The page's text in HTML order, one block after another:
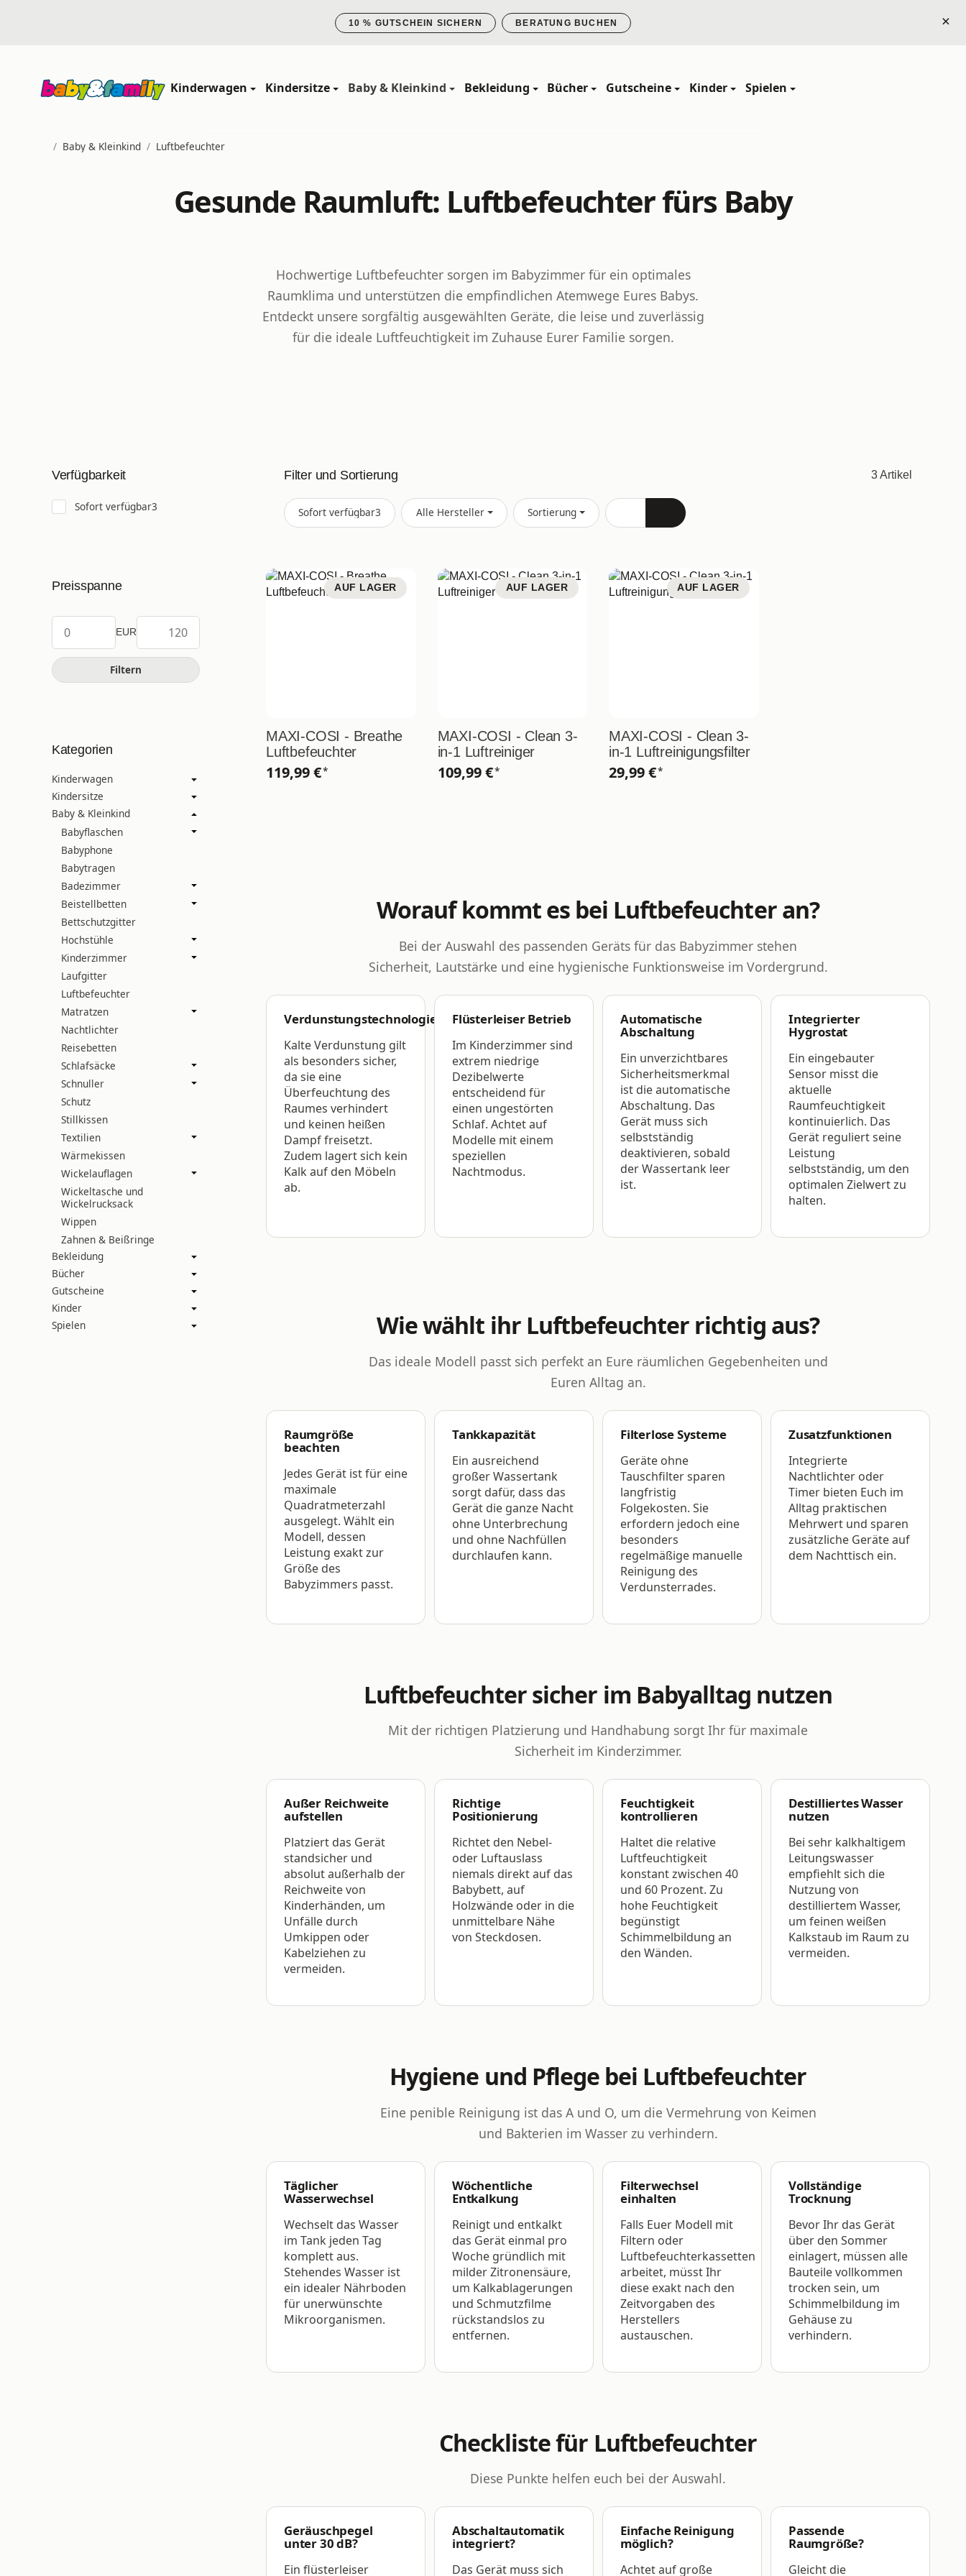
10 % GUTSCHEIN SICHERN BERATUNG BUCHEN ×
Kinderwagen Kindersitze Baby & Kleinkind Bekleidung Bücher Gutscheine Kinder Spielen
/ Baby & Kleinkind / Luftbefeuchter
Gesunde Raumluft: Luftbefeuchter fürs Baby
Hochwertige Luftbefeuchter sorgen im Babyzimmer für ein optimales
Raumklima und unterstützen die empfindlichen Atemwege Eures Babys.
Entdeckt unsere sorgfältig ausgewählten Geräte, die leise und zuverlässig
für die ideale Luftfeuchtigkeit im Zuhause Eurer Familie sorgen.
Filter und Sortierung 3 Artikel
Sofort verfügbar3 Artikel gefunden
Alle Hersteller Sortierung
AUF LAGER
MAXI-COSI - Breathe
Luftbefeuchter
119,99 €*
AUF LAGER
MAXI-COSI - Clean 3-
in-1 Luftreiniger
109,99 €*
AUF LAGER
MAXI-COSI - Clean 3-
in-1 Luftreinigungsfilter
29,99 €*
Worauf kommt es bei Luftbefeuchter an?
Bei der Auswahl des passenden Geräts für das Babyzimmer stehen
Sicherheit, Lautstärke und eine hygienische Funktionsweise im Vordergrund.
Verdunstungstechnologie
Kalte Verdunstung gilt
als besonders sicher,
da sie eine
Überfeuchtung des
Raumes verhindert
und keinen heißen
Dampf freisetzt.
Zudem lagert sich kein
Kalk auf den Möbeln
ab.
Flüsterleiser Betrieb
Im Kinderzimmer sind
extrem niedrige
Dezibelwerte
entscheidend für
einen ungestörten
Schlaf. Achtet auf
Modelle mit einem
speziellen
Nachtmodus.
Automatische
Abschaltung
Ein unverzichtbares
Sicherheitsmerkmal
ist die automatische
Abschaltung. Das
Gerät muss sich
selbstständig
deaktivieren, sobald
der Wassertank leer
ist.
Integrierter
Hygrostat
Ein eingebauter
Sensor misst die
aktuelle
Raumfeuchtigkeit
kontinuierlich. Das
Gerät reguliert seine
Leistung
selbstständig, um den
optimalen Zielwert zu
halten.
Wie wählt ihr Luftbefeuchter richtig aus?
Das ideale Modell passt sich perfekt an Eure räumlichen Gegebenheiten und
Euren Alltag an.
Raumgröße
beachten
Jedes Gerät ist für eine
maximale
Quadratmeterzahl
ausgelegt. Wählt ein
Modell, dessen
Leistung exakt zur
Größe des
Babyzimmers passt.
Tankkapazität
Ein ausreichend
großer Wassertank
sorgt dafür, dass das
Gerät die ganze Nacht
ohne Unterbrechung
und ohne Nachfüllen
durchlaufen kann.
Filterlose Systeme
Geräte ohne
Tauschfilter sparen
langfristig
Folgekosten. Sie
erfordern jedoch eine
besonders
regelmäßige manuelle
Reinigung des
Verdunsterrades.
Zusatzfunktionen
Integrierte
Nachtlichter oder
Timer bieten Euch im
Alltag praktischen
Mehrwert und sparen
zusätzliche Geräte auf
dem Nachttisch ein.
Luftbefeuchter sicher im Babyalltag nutzen
Mit der richtigen Platzierung und Handhabung sorgt Ihr für maximale
Sicherheit im Kinderzimmer.
Außer Reichweite
aufstellen
Platziert das Gerät
standsicher und
absolut außerhalb der
Reichweite von
Kinderhänden, um
Unfälle durch
Umkippen oder
Kabelziehen zu
vermeiden.
Richtige
Positionierung
Richtet den Nebel-
oder Luftauslass
niemals direkt auf das
Babybett, auf
Holzwände oder in die
unmittelbare Nähe
von Steckdosen.
Feuchtigkeit
kontrollieren
Haltet die relative
Luftfeuchtigkeit
konstant zwischen 40
und 60 Prozent. Zu
hohe Feuchtigkeit
begünstigt
Schimmelbildung an
den Wänden.
Destilliertes Wasser
nutzen
Bei sehr kalkhaltigem
Leitungswasser
empfiehlt sich die
Nutzung von
destilliertem Wasser,
um feinen weißen
Kalkstaub im Raum zu
vermeiden.
Hygiene und Pflege bei Luftbefeuchter
Eine penible Reinigung ist das A und O, um die Vermehrung von Keimen
und Bakterien im Wasser zu verhindern.
Täglicher
Wasserwechsel
Wechselt das Wasser
im Tank jeden Tag
komplett aus.
Stehendes Wasser ist
ein idealer Nährboden
für unerwünschte
Mikroorganismen.
Wöchentliche
Entkalkung
Reinigt und entkalkt
das Gerät einmal pro
Woche gründlich mit
milder Zitronensäure,
um Kalkablagerungen
und Schmutzfilme
rückstandslos zu
entfernen.
Filterwechsel
einhalten
Falls Euer Modell mit
Filtern oder
Luftbefeuchterkassetten
arbeitet, müsst Ihr
diese exakt nach den
Zeitvorgaben des
Herstellers
austauschen.
Vollständige
Trocknung
Bevor Ihr das Gerät
über den Sommer
einlagert, müssen alle
Bauteile vollkommen
trocken sein, um
Schimmelbildung im
Gehäuse zu
verhindern.
Checkliste für Luftbefeuchter
Diese Punkte helfen euch bei der Auswahl.
Geräuschpegel
unter 30 dB?
Ein flüsterleiser
Abschaltautomatik
integriert?
Das Gerät muss sich
Einfache Reinigung
möglich?
Achtet auf große
Passende
Raumgröße?
Gleicht die
Verfügbarkeit
Sofort verfügbar3Artikel gefunden
Preisspanne
EUR
Filtern
Kategorien
Kinderwagen
Kindersitze
Baby & Kleinkind
Babyflaschen
Babyphone
Babytragen
Badezimmer
Beistellbetten
Bettschutzgitter
Hochstühle
Kinderzimmer
Laufgitter
Luftbefeuchter
Matratzen
Nachtlichter
Reisebetten
Schlafsäcke
Schnuller
Schutz
Stillkissen
Textilien
Wärmekissen
Wickelauflagen
Wickeltasche und
Wickelrucksack
Wippen
Zahnen & Beißringe
Bekleidung
Bücher
Gutscheine
Kinder
Spielen